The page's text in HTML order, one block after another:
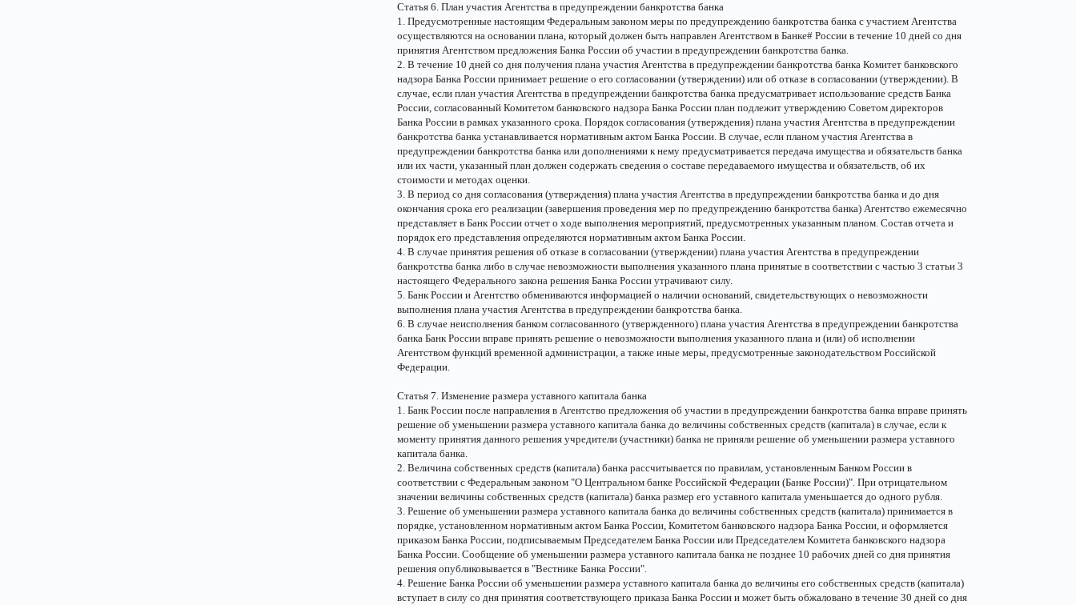
Статья 6. План участия Агентства в предупреждении банкротства банка
1. Предусмотренные настоящим Федеральным законом меры по предупреждению банкротства банка с участием Агентства
осуществляются на основании плана, который должен быть направлен Агентством в Банке# России в течение 10 дней со дня
принятия Агентством предложения Банка России об участии в предупреждении банкротства банка.
2. В течение 10 дней со дня получения плана участия Агентства в предупреждении банкротства банка Комитет банковского
надзора Банка России принимает решение о его согласовании (утверждении) или об отказе в согласовании (утверждении). В
случае, если план участия Агентства в предупреждении банкротства банка предусматривает использование средств Банка
России, согласованный Комитетом банковского надзора Банка России план подлежит утверждению Советом директоров
Банка России в рамках указанного срока. Порядок согласования (утверждения) плана участия Агентства в предупреждении
банкротства банка устанавливается нормативным актом Банка России. В случае, если планом участия Агентства в
предупреждении банкротства банка или дополнениями к нему предусматривается передача имущества и обязательств банка
или их части, указанный план должен содержать сведения о составе передаваемого имущества и обязательств, об их
стоимости и методах оценки.
3. В период со дня согласования (утверждения) плана участия Агентства в предупреждении банкротства банка и до дня
окончания срока его реализации (завершения проведения мер по предупреждению банкротства банка) Агентство ежемесячно
представляет в Банк России отчет о ходе выполнения мероприятий, предусмотренных указанным планом. Состав отчета и
порядок его представления определяются нормативным актом Банка России.
4. В случае принятия решения об отказе в согласовании (утверждении) плана участия Агентства в предупреждении
банкротства банка либо в случае невозможности выполнения указанного плана принятые в соответствии с частью 3 статьи 3
настоящего Федерального закона решения Банка России утрачивают силу.
5. Банк России и Агентство обмениваются информацией о наличии оснований, свидетельствующих о невозможности
выполнения плана участия Агентства в предупреждении банкротства банка.
6. В случае неисполнения банком согласованного (утвержденного) плана участия Агентства в предупреждении банкротства
банка Банк России вправе принять решение о невозможности выполнения указанного плана и (или) об исполнении
Агентством функций временной администрации, а также иные меры, предусмотренные законодательством Российской
Федерации.
Статья 7. Изменение размера уставного капитала банка
1. Банк России после направления в Агентство предложения об участии в предупреждении банкротства банка вправе принять
решение об уменьшении размера уставного капитала банка до величины собственных средств (капитала) в случае, если к
моменту принятия данного решения учредители (участники) банка не приняли решение об уменьшении размера уставного
капитала банка.
2. Величина собственных средств (капитала) банка рассчитывается по правилам, установленным Банком России в
соответствии с Федеральным законом "О Центральном банке Российской Федерации (Банке России)". При отрицательном
значении величины собственных средств (капитала) банка размер его уставного капитала уменьшается до одного рубля.
3. Решение об уменьшении размера уставного капитала банка до величины собственных средств (капитала) принимается в
порядке, установленном нормативным актом Банка России, Комитетом банковского надзора Банка России, и оформляется
приказом Банка России, подписываемым Председателем Банка России или Председателем Комитета банковского надзора
Банка России. Сообщение об уменьшении размера уставного капитала банка не позднее 10 рабочих дней со дня принятия
решения опубликовывается в "Вестнике Банка России".
4. Решение Банка России об уменьшении размера уставного капитала банка до величины его собственных средств (капитала)
вступает в силу со дня принятия соответствующего приказа Банка России и может быть обжаловано в течение 30 дней со дня